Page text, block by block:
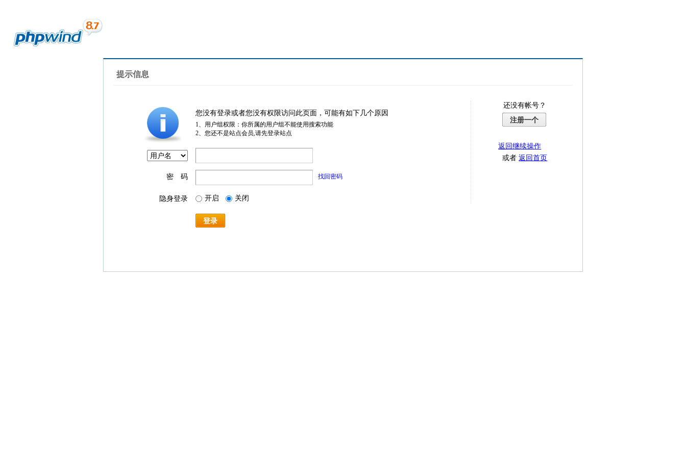
提示信息
您没有登录或者您没有权限访问此页面，可能有如下几个原因
1、用户组权限：你所属的用户组不能使用搜索功能
2、您还不是站点会员,请先登录站点
密 码 找回密码
隐身登录 开启 关闭
登录
还没有帐号？
注册一个
返回继续操作
或者返回首页